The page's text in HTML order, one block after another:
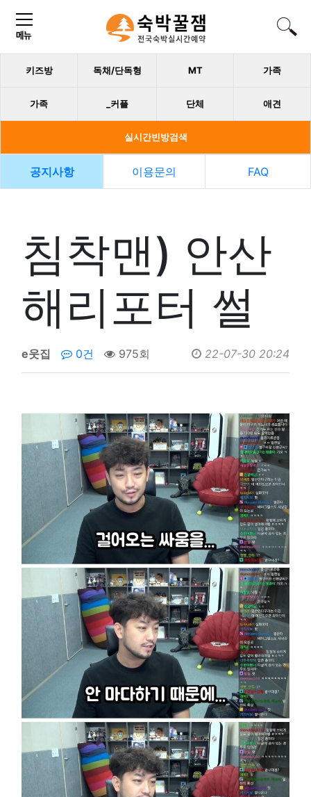
키즈방 독채/단독형 MT 가족
가족 _커플 단체 애견
실시간빈방검색
공지사항 이용문의 FAQ
침착맨) 안산
해리포터 썰
e웃집 0건 975회 22-07-30 20:24